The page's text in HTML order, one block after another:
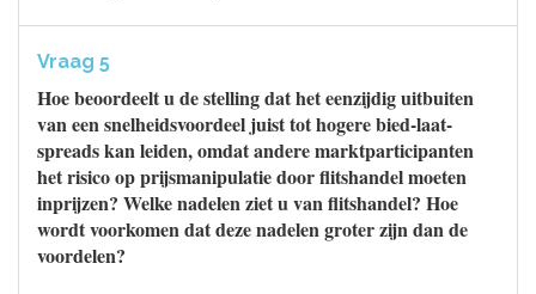
Vraag 5
Hoe beoordeelt u de stelling dat het eenzijdig uitbuiten
van een snelheidsvoordeel juist tot hogere bied-laat-
spreads kan leiden, omdat andere marktparticipanten
het risico op prijsmanipulatie door flitshandel moeten
inprijzen? Welke nadelen ziet u van flitshandel? Hoe
wordt voorkomen dat deze nadelen groter zijn dan de
voordelen?